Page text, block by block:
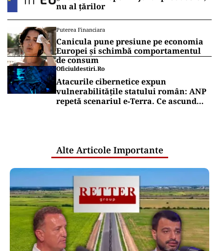
nu al țărilor
Puterea Financiara
Canicula pune presiune pe economia
Europei și schimbă comportamentul
de consum
Oficiuldestiri.ro
Atacurile cibernetice expun
vulnerabilitățile statului român: ANP
repetă scenariul e‑Terra. Ce ascund
Alte Articole Importante